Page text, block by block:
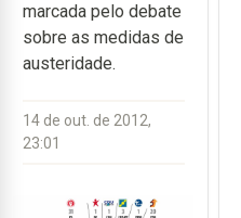
marcada pelo debate
sobre as medidas de
austeridade.
14 de out. de 2012,
23:01